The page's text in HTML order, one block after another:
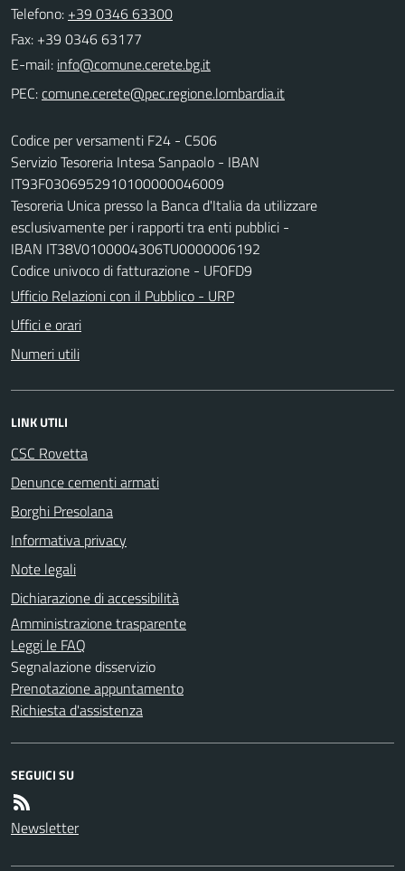
Telefono: +39 0346 63300
Fax: +39 0346 63177
E-mail:
PEC:
Codice per versamenti F24 - C506
Servizio Tesoreria Intesa Sanpaolo - IBAN
IT93F0306952910100000046009
Tesoreria Unica presso la Banca d'Italia da utilizzare
esclusivamente per i rapporti tra enti pubblici -
IBAN IT38V0100004306TU0000006192
Codice univoco di fatturazione - UF0FD9
Ufficio Relazioni con il Pubblico - URP
Uffici e orari
Numeri utili
LINK UTILI
CSC Rovetta
Denunce cementi armati
Borghi Presolana
Informativa privacy
Note legali
Dichiarazione di accessibilità
Amministrazione trasparente
Leggi le FAQ
Segnalazione disservizio
Prenotazione appuntamento
Richiesta d'assistenza
SEGUICI SU
Newsletter